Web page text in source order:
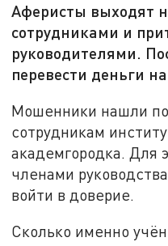
Аферисты выходят
сотрудниками и
руководителями.
перевести деньги
Мошенники нашли
сотрудникам
академгородка. Для
членами
войти в доверие.
Сколько именно